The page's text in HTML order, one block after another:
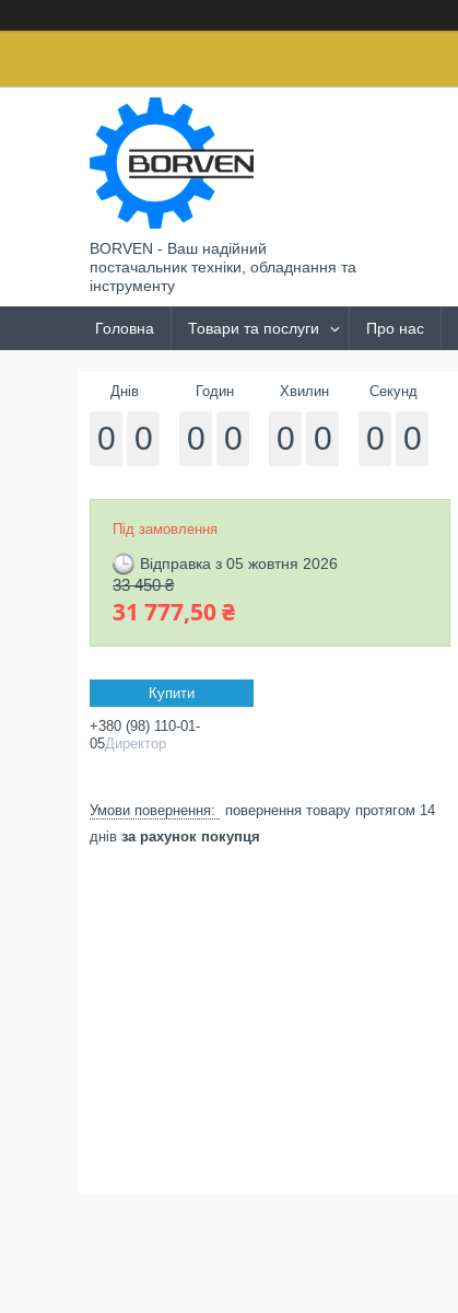
BORVEN - Ваш надійний
постачальник техніки, обладнання та
інструменту
Головна Товари та послуги Про нас
Днів
0 0
Годин
0 0
Хвилин
0 0
Секунд
0 0
Під замовлення
Відправка з 05 жовтня 2026
33 450 ₴
31 777,50 ₴
Купити
+380 (98) 110-01-
05Директор
повернення товару протягом 14
днів за рахунок покупця